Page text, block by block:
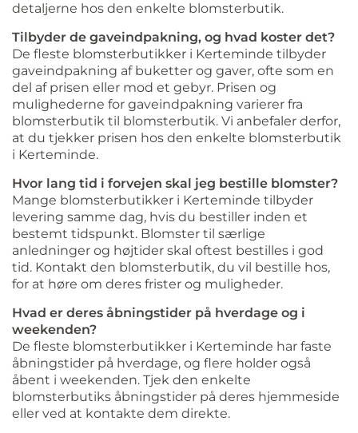
detaljerne hos den enkelte blomsterbutik.
Tilbyder de gaveindpakning, og hvad koster det?
De fleste blomsterbutikker i Kerteminde tilbyder
gaveindpakning af buketter og gaver, ofte som en
del af prisen eller mod et gebyr. Prisen og
mulighederne for gaveindpakning varierer fra
blomsterbutik til blomsterbutik. Vi anbefaler derfor,
at du tjekker prisen hos den enkelte blomsterbutik
i Kerteminde.
Hvor lang tid i forvejen skal jeg bestille blomster?
Mange blomsterbutikker i Kerteminde tilbyder
levering samme dag, hvis du bestiller inden et
bestemt tidspunkt. Blomster til særlige
anledninger og højtider skal oftest bestilles i god
tid. Kontakt den blomsterbutik, du vil bestille hos,
for at høre om deres frister og muligheder.
Hvad er deres åbningstider på hverdage og i
weekenden?
De fleste blomsterbutikker i Kerteminde har faste
åbningstider på hverdage, og flere holder også
åbent i weekenden. Tjek den enkelte
blomsterbutiks åbningstider på deres hjemmeside
eller ved at kontakte dem direkte.